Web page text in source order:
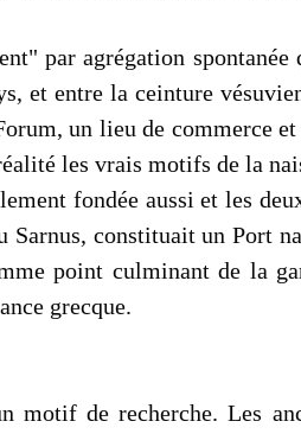
par agrégation
et entre la ceinture
un lieu de
les vrais motifs de la
fondée aussi et les
Sarnus, constituait un
point culminant de la
grecque.
motif de recherche. Les